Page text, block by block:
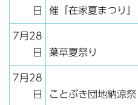
日
催「在家夏まつり」
7月28
日
葉草夏祭り
7月28
日
ことぶき団地納涼祭